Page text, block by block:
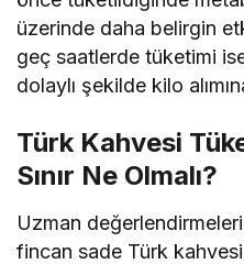
üzerinde daha belirgin
geç saatlerde tüketimi
dolaylı şekilde kilo
Türk Kahvesi
Sınır Ne Olmalı?
Uzman
fincan sade Türk